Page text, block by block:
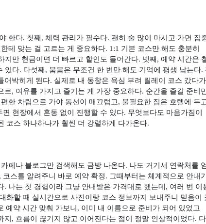
한다. 첫째 , 체력 관리가 필수다. 괜히 술 많이 마시고 가면 집
테 맞는 걸 고르는 게 중요하다. 1:1 기본 코스만 해도 충분히
지만 현금이면 더 빠르고 할인도 들어간다. 넷째 , 예약 시간은
있다. 다섯째 , 붐붐은 무조건 한 번만 해도 기억에 평생 남는다.
어박히게 된다. 실제로 내 동창은 욕심 부려 릴레이 코스 갔다가
로, 여유를 가지고 즐기는 게 가장 중요하다. 순간을 즐길 준비
편한 차림으로 가야 동선이 매끄럽고, 불필요한 짐은 호텔에 두
현장에서 혼동 없이 진행할 수 있다. 무엇보다도 마음가짐이
코스 하나하나가 훨씬 더 강렬하게 다가온다.
페나 블로그만 검색해도 금방 나온다. 나도 거기서 연락처를
, 코스를 알려주니 바로 예약 확정. 그때부터는 체계적으로 안내
. 나는 첫 경험이라 그냥 안내받은 가격대로 했는데 , 여러 번 이
화할 때 실시간으로 사진이랑 코스 정보까지 보내주니 믿음이
예약 시간 맞춰 가보니 , 이미 내 이름으로 준비가 되어 있었고
지 , 흐름이 끊기지 않고 이어진다는 점이 정말 인상적이었다.